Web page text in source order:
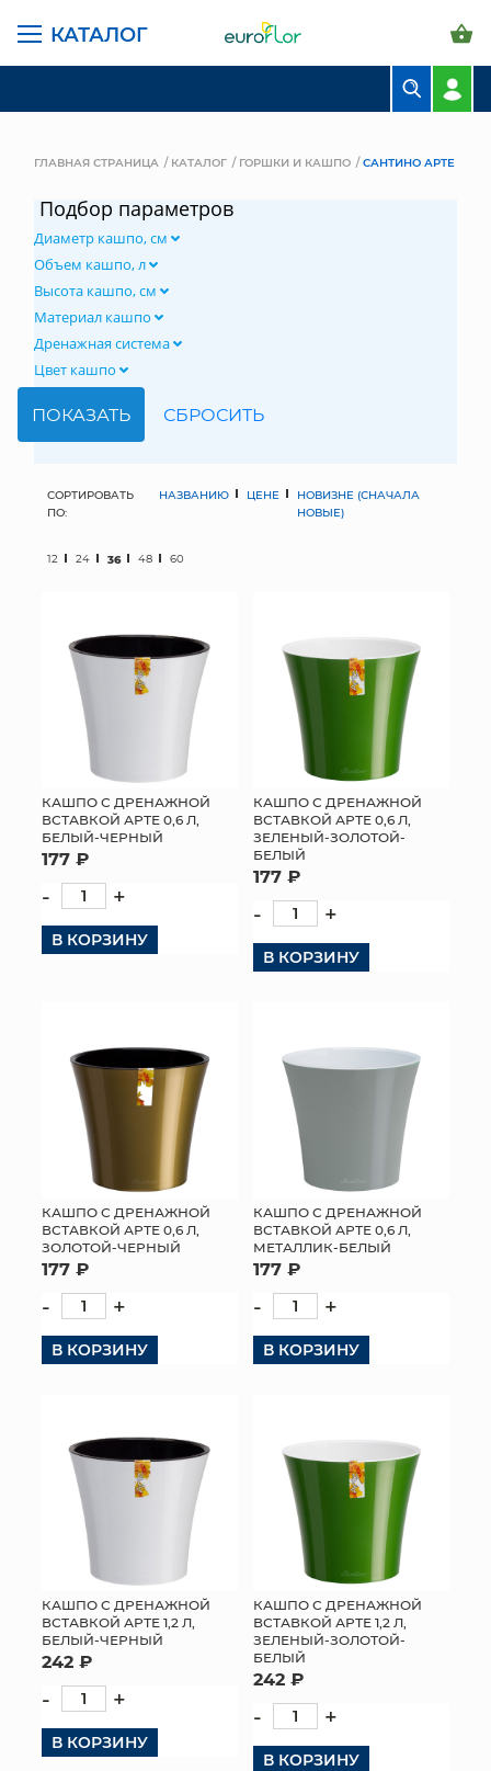
КАТАЛОГ
СВАДЕБНАЯ ФЛОРИСТИКА
КОМНАТНЫЕ РАСТЕНИЯ
ИСКУССТВЕННЫЕ ЦВЕТЫ
ПАКЕТЫ И СУМКИ
ПОДАРОЧНЫЕ КАРТЫ
ТОРГОВЫЙ ЦЕНТР
ОПТОВЫМ КЛИЕНТАМ
ДОСТАВКА И ОПЛАТА
ГЛАВНАЯ СТРАНИЦА КАТАЛОГ ГОРШКИ И КАШПО САНТИНО АРТЕ
Подбор параметров
Диаметр кашпо, см
Объем кашпо, л
Высота кашпо, см
Материал кашпо
Дренажная система
Цвет кашпо
СОРТИРОВАТЬ
ПО:
НАЗВАНИЮ ЦЕНЕ
НОВИЗНЕ (СНАЧАЛА
НОВЫЕ)
12 24 36 48 60
КАШПО С ДРЕНАЖНОЙ
ВСТАВКОЙ АРТЕ 0,6 Л,
БЕЛЫЙ-ЧЕРНЫЙ
177 ₽
- +
В КОРЗИНУ
КАШПО С ДРЕНАЖНОЙ
ВСТАВКОЙ АРТЕ 0,6 Л,
ЗЕЛЕНЫЙ-ЗОЛОТОЙ-
БЕЛЫЙ
177 ₽
- +
В КОРЗИНУ
КАШПО С ДРЕНАЖНОЙ
ВСТАВКОЙ АРТЕ 0,6 Л,
ЗОЛОТОЙ-ЧЕРНЫЙ
177 ₽
- +
В КОРЗИНУ
КАШПО С ДРЕНАЖНОЙ
ВСТАВКОЙ АРТЕ 0,6 Л,
МЕТАЛЛИК-БЕЛЫЙ
177 ₽
- +
В КОРЗИНУ
КАШПО С ДРЕНАЖНОЙ
ВСТАВКОЙ АРТЕ 1,2 Л,
БЕЛЫЙ-ЧЕРНЫЙ
242 ₽
- +
В КОРЗИНУ
КАШПО С ДРЕНАЖНОЙ
ВСТАВКОЙ АРТЕ 1,2 Л,
ЗЕЛЕНЫЙ-ЗОЛОТОЙ-
БЕЛЫЙ
242 ₽
- +
В КОРЗИНУ